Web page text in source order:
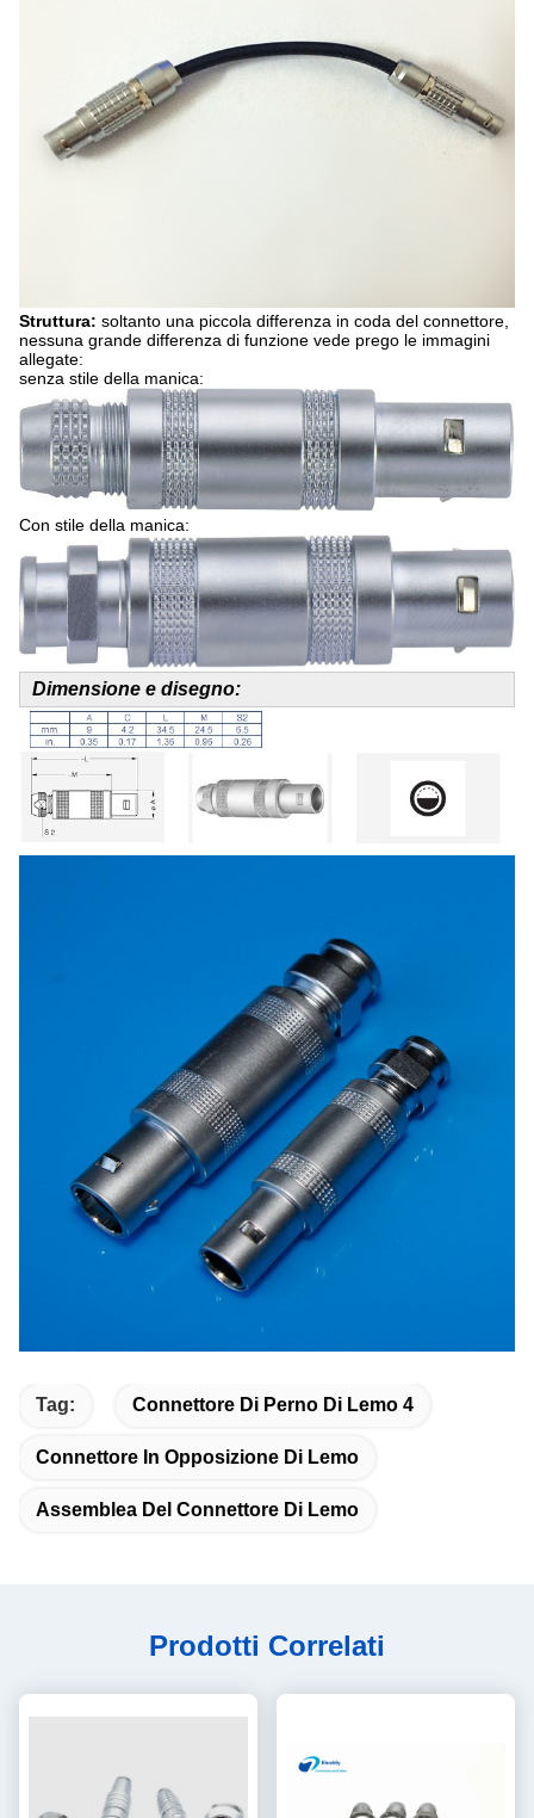
Struttura: soltanto una piccola differenza in coda del connettore,
nessuna grande differenza di funzione vede prego le immagini
allegate:
senza stile della manica:
Con stile della manica:
Dimensione e disegno:
Tag: Connettore Di Perno Di Lemo 4
Connettore In Opposizione Di Lemo
Assemblea Del Connettore Di Lemo
Prodotti Correlati